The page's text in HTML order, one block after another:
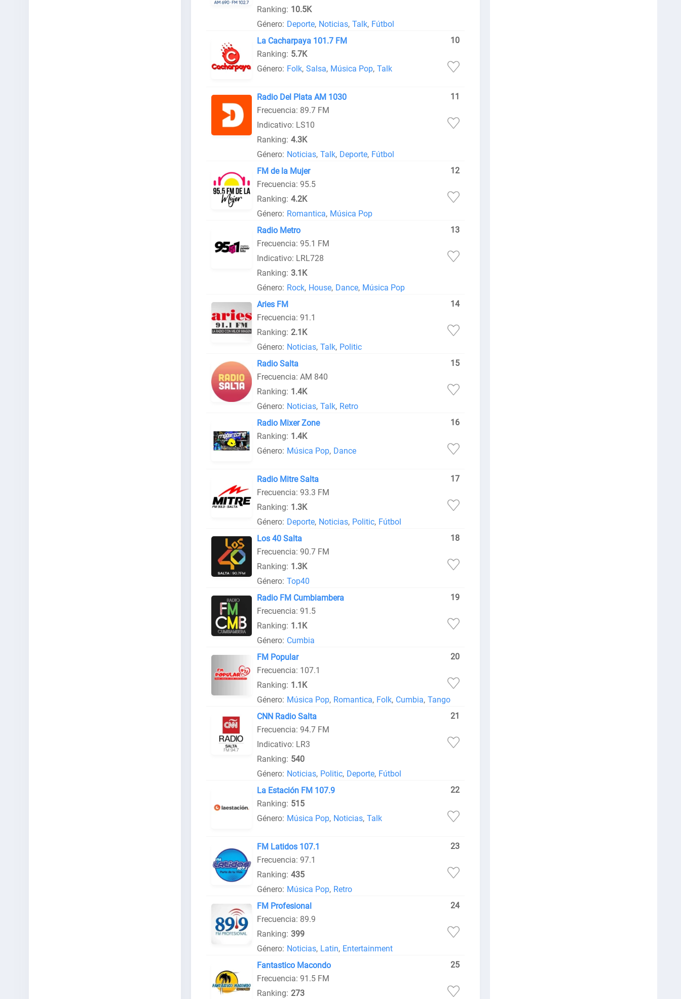
Ranking: 10.5K
Género: Deporte, Noticias, Talk, Fútbol
La Cacharpaya 101.7 FM
10
Ranking: 5.7K
Género: Folk, Salsa, Música Pop, Talk
Radio Del Plata AM 1030
11
Frecuencia: 89.7 FM
Indicativo: LS10
Ranking: 4.3K
Género: Noticias, Talk, Deporte, Fútbol
FM de la Mujer
12
Frecuencia: 95.5
Ranking: 4.2K
Género: Romantica, Música Pop
Radio Metro
13
Frecuencia: 95.1 FM
Indicativo: LRL728
Ranking: 3.1K
Género: Rock, House, Dance, Música Pop
Aries FM
14
Frecuencia: 91.1
Ranking: 2.1K
Género: Noticias, Talk, Politic
Radio Salta
15
Frecuencia: AM 840
Ranking: 1.4K
Género: Noticias, Talk, Retro
Radio Mixer Zone
16
Ranking: 1.4K
Género: Música Pop, Dance
Radio Mitre Salta
17
Frecuencia: 93.3 FM
Ranking: 1.3K
Género: Deporte, Noticias, Politic, Fútbol
Los 40 Salta
18
Frecuencia: 90.7 FM
Ranking: 1.3K
Género: Top40
Radio FM Cumbiambera
19
Frecuencia: 91.5
Ranking: 1.1K
Género: Cumbia
FM Popular
20
Frecuencia: 107.1
Ranking: 1.1K
Género: Música Pop, Romantica, Folk, Cumbia, Tango
CNN Radio Salta
21
Frecuencia: 94.7 FM
Indicativo: LR3
Ranking: 540
Género: Noticias, Politic, Deporte, Fútbol
La Estación FM 107.9
22
Ranking: 515
Género: Música Pop, Noticias, Talk
FM Latidos 107.1
23
Frecuencia: 97.1
Ranking: 435
Género: Música Pop, Retro
FM Profesional
24
Frecuencia: 89.9
Ranking: 399
Género: Noticias, Latin, Entertainment
Fantastico Macondo
25
Frecuencia: 91.5 FM
Ranking: 273